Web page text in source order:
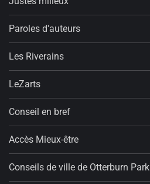
Paroles d'auteurs
Les Riverains
LeZarts
Conseil en bref
Accès Mieux-être
Conseils de ville de Otterburn Park